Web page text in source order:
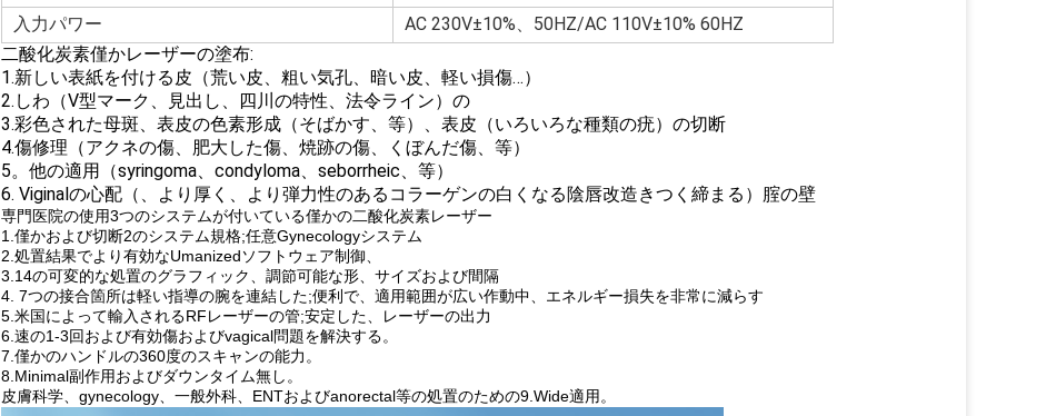
入力パワー
AC 230V±10%、50HZ/AC 110V±10% 60HZ
二酸化炭素僅かレーザーの塗布:
1.新しい表紙を付ける皮（荒い皮、粗い気孔、暗い皮、軽い損傷…）
2.しわ（V型マーク、見出し、四川の特性、法令ライン）の
3.彩色された母斑、表皮の色素形成（そばかす、等）、表皮（いろいろな種類の疣）の切断
4.傷修理（アクネの傷、肥大した傷、焼跡の傷、くぼんだ傷、等）
5。他の適用（syringoma、condyloma、seborrheic、等）
6. Viginalの心配（、より厚く、より弾力性のあるコラーゲンの白くなる陰唇改造きつく締まる）腟の壁
専門医院の使用3つのシステムが付いている僅かの二酸化炭素レーザー
1.僅かおよび切断2のシステム規格;任意Gynecologyシステム
2.処置結果でより有効なUmanizedソフトウェア制御、
3.14の可変的な処置のグラフィック、調節可能な形、サイズおよび間隔
4. 7つの接合箇所は軽い指導の腕を連結した;便利で、適用範囲が広い作動中、エネルギー損失を非常に減らす
5.米国によって輸入されるRFレーザーの管;安定した、レーザーの出力
6.速の1-3回および有効傷およびvagical問題を解決する。
7.僅かのハンドルの360度のスキャンの能力。
8.Minimal副作用およびダウンタイム無し。
皮膚科学、gynecology、一般外科、ENTおよびanorectal等の処置のための9.Wide適用。